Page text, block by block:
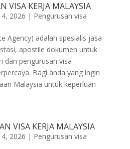
VISA KERJA MALAYSIA
2026 | Pengurusan visa
Agency) adalah spesialis jasa
apostile dokumen untuk
dan pengurusan visa
Bagi anda yang ingin
Malaysia untuk keperluan
VISA KERJA MALAYSIA
2026 | Pengurusan visa